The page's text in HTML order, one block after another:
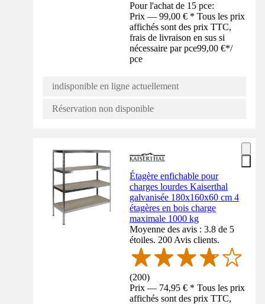
Pour l'achat de 15 pce:
Prix — 99,00 € * Tous les prix
affichés sont des prix TTC,
frais de livraison en sus si
nécessaire par pce99,00 €*/
pce
indisponible en ligne actuellement
Réservation non disponible
Étagère enfichable pour
charges lourdes Kaiserthal
galvanisée 180x160x60 cm 4
étagères en bois charge
maximale 1000 kg
Moyenne des avis : 3.8 de 5
étoiles. 200 Avis clients.
(200)
Prix — 74,95 € * Tous les prix
affichés sont des prix TTC,